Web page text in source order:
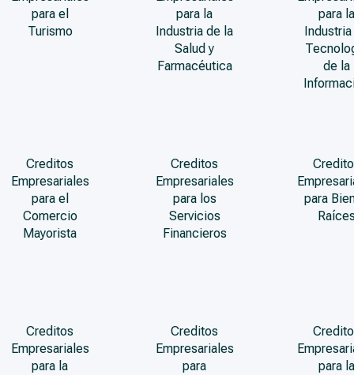
para el
Turismo
para la
Industria de la
Salud y
Farmacéutica
para la
de la
Creditos
Empresariales
para el
Comercio
Mayorista
Creditos
Empresariales
para los
Servicios
Financieros
para
Creditos
Empresariales
para la
Creditos
Empresariales
para
para la